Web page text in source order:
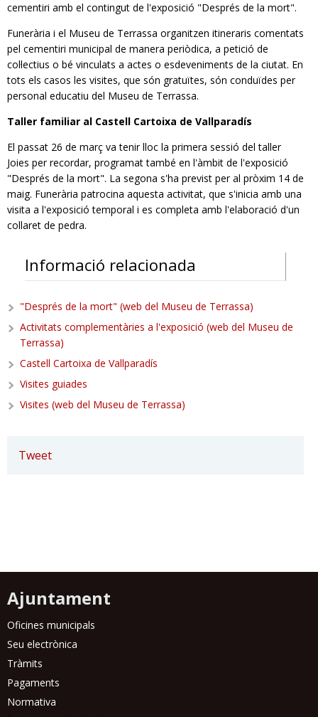
cementiri amb el contingut de l'exposició "Després de la mort".
Funerària i el Museu de Terrassa organitzen itineraris comentats
pel cementiri municipal de manera periòdica, a petició de
col·lectius o bé vinculats a actes o esdeveniments de la ciutat. En
tots els casos les visites, que són gratuïtes, són conduïdes per
personal educatiu del Museu de Terrassa.
Taller familiar al Castell Cartoixa de Vallparadís
El passat 26 de març va tenir lloc la primera sessió del taller
Joies per recordar, programat també en l'àmbit de l'exposició
"Després de la mort". La segona s'ha previst per al pròxim 14 de
maig. Funerària patrocina aquesta activitat, que s'inicia amb una
visita a l'exposició temporal i es completa amb l'elaboració d'un
collaret de pedra.
Informació relacionada
"Després de la mort" (web del Museu de Terrassa)
Activitats complementàries a l'exposició (web del Museu de
Terrassa)
Castell Cartoixa de Vallparadís
Visites guiades
Visites (web del Museu de Terrassa)
Tweet
Ajuntament
Oficines municipals
Seu electrònica
Tràmits
Pagaments
Normativa